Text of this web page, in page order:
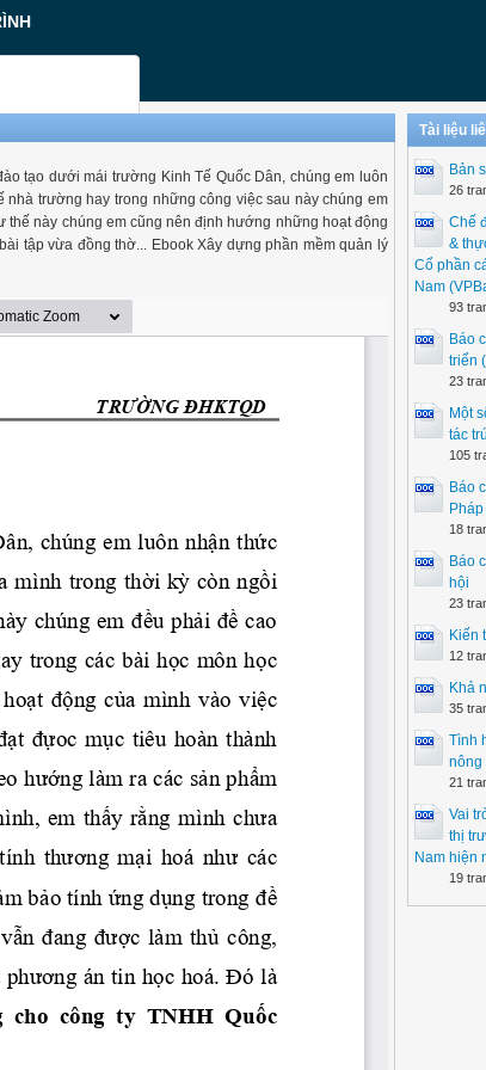
tạo dưới mái trường Kinh Tế Quốc Dân, chúng em luôn
trường hay trong những công việc sau này chúng em
này chúng em cũng nên định hướng những hoạt động
tập vừa đồng thờ... Ebook Xây dựng phần mềm quản lý
Tài liệu
Bản
26
Chế
&
Cổ phần
Nam
93
Báo
triển
23
Một
tác
105
Báo
18
Báo
hội
23
Kiến
12
Khả
35
Tình
nông
21
Vai
thị
Nam hiện
19